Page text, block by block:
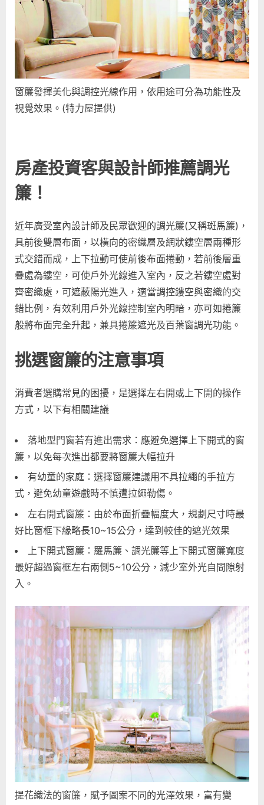
窗簾發揮美化與調控光線作用，依用途可分為功能性及
視覺效果。(特力屋提供)
房產投資客與設計師推薦調光
簾！
近年廣受室內設計師及民眾歡迎的調光簾(又稱斑馬簾)，
具前後雙層布面，以橫向的密織層及網狀鏤空層兩種形
式交錯而成，上下拉動可使前後布面捲動，若前後層重
疊處為鏤空，可使戶外光線進入室內，反之若鏤空處對
齊密織處，可遮蔽陽光進入，適當調控鏤空與密織的交
錯比例，有效利用戶外光線控制室內明暗，亦可如捲簾
般將布面完全升起，兼具捲簾遮光及百葉窗調光功能。
挑選窗簾的注意事項
消費者選購常見的困擾，是選擇左右開或上下開的操作
方式，以下有相關建議
落地型門窗若有進出需求：應避免選擇上下開式的窗
簾，以免每次進出都要將窗簾大幅拉升
有幼童的家庭：選擇窗簾建議用不具拉繩的手拉方
式，避免幼童遊戲時不慎遭拉繩勒傷。
左右開式窗簾：由於布面折疊幅度大，規劃尺寸時最
好比窗框下緣略長10~15公分，達到較佳的遮光效果
上下開式窗簾：羅馬簾、調光簾等上下開式窗簾寬度
最好超過窗框左右兩側5~10公分，減少室外光自間隙射
入。
提花織法的窗簾，賦予圖案不同的光澤效果，富有變